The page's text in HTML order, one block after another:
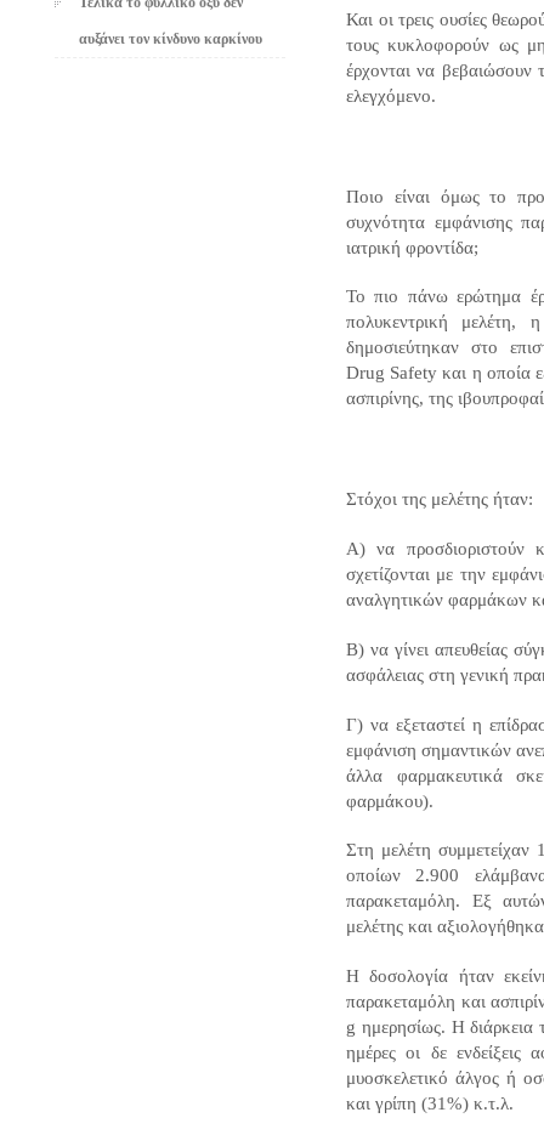
αυξάνει τον κίνδυνο καρκίνου
Και οι τρεις ουσίες
τους κυκλοφορούν ως
έρχονται να βεβαιώσουν
ελεγχόμενο.
Ποιο είναι όμως το
συχνότητα εμφάνισης
ιατρική φροντίδα;
Το πιο πάνω ερώτημα
πολυκεντρική
δημοσιεύτηκαν στο
Drug Safety και η οποία
ασπιρίνης, της
Στόχοι της μελέτης ήταν:
Α) να προσδιοριστούν
σχετίζονται με την
αναλγητικών φαρμάκων
Β) να γίνει απευθείας
ασφάλειας στη γενική
Γ) να εξεταστεί η
εμφάνιση σημαντικών
άλλα φαρμακευτικά
φαρμάκου).
Στη μελέτη συμμετείχαν
οποίων 2.900
παρακεταμόλη. Εξ
μελέτης και
Η δοσολογία ήταν
παρακεταμόλη και
g ημερησίως. Η διάρκεια
ημέρες οι δε ενδείξεις
μυοσκελετικό άλγος ή
και γρίπη (31%) κ.τ.λ.